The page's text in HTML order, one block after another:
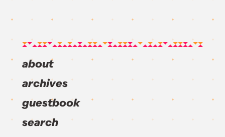
about
archives
guestbook
search